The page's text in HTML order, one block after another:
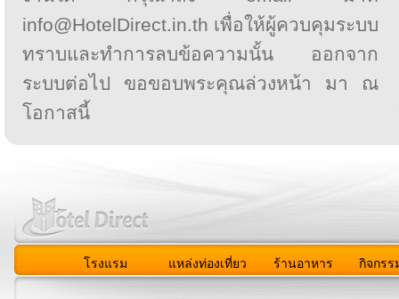
info@HotelDirect.in.th เพื่อให้ผู้ควบคุมระบบ
ทราบและทำการลบข้อความนั้น ออกจาก
ระบบต่อไป ขอขอบพระคุณล่วงหน้า มา ณ
โอกาสนี้
โรงแรม แหล่งท่องเที่ยว ร้านอาหาร กิจกรร